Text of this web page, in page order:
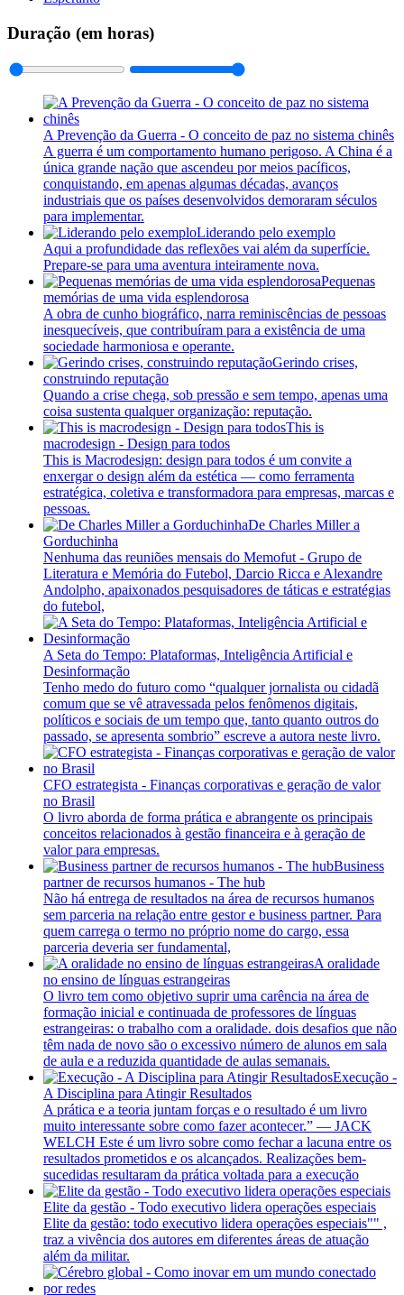
Duração (em horas)
A Prevenção da Guerra - O conceito de paz no sistema chinês
A guerra é um comportamento humano perigoso. A China é a
única grande nação que ascendeu por meios pacíficos,
conquistando, em apenas algumas décadas, avanços
industriais que os países desenvolvidos demoraram séculos
para implementar.
Liderando pelo exemplo
Aqui a profundidade das reflexões vai além da superfície.
Prepare-se para uma aventura inteiramente nova.
Pequenas
memórias de uma vida esplendorosa
A obra de cunho biográfico, narra reminiscências de pessoas
inesquecíveis, que contribuíram para a existência de uma
sociedade harmoniosa e operante.
Gerindo crises,
construindo reputação
Quando a crise chega, sob pressão e sem tempo, apenas uma
coisa sustenta qualquer organização: reputação.
This is
macrodesign - Design para todos
This is Macrodesign: design para todos é um convite a
enxergar o design além da estética — como ferramenta
estratégica, coletiva e transformadora para empresas, marcas e
pessoas.
De Charles Miller a
Gorduchinha
Nenhuma das reuniões mensais do Memofut - Grupo de
Literatura e Memória do Futebol, Darcio Ricca e Alexandre
Andolpho, apaixonados pesquisadores de táticas e estratégias
do futebol,
A Seta do Tempo: Plataformas, Inteligência Artificial e
Desinformação
Tenho medo do futuro como “qualquer jornalista ou cidadã
comum que se vê atravessada pelos fenômenos digitais,
políticos e sociais de um tempo que, tanto quanto outros do
passado, se apresenta sombrio” escreve a autora neste livro.
CFO estrategista - Finanças corporativas e geração de valor
no Brasil
O livro aborda de forma prática e abrangente os principais
conceitos relacionados à gestão financeira e à geração de
valor para empresas.
Business
partner de recursos humanos - The hub
Não há entrega de resultados na área de recursos humanos
sem parceria na relação entre gestor e business partner. Para
quem carrega o termo no próprio nome do cargo, essa
parceria deveria ser fundamental,
A oralidade
no ensino de línguas estrangeiras
O livro tem como objetivo suprir uma carência na área de
formação inicial e continuada de professores de línguas
estrangeiras: o trabalho com a oralidade. dois desafios que não
têm nada de novo são o excessivo número de alunos em sala
de aula e a reduzida quantidade de aulas semanais.
Execução -
A Disciplina para Atingir Resultados
A prática e a teoria juntam forças e o resultado é um livro
muito interessante sobre como fazer acontecer.” — JACK
WELCH Este é um livro sobre como fechar a lacuna entre os
resultados prometidos e os alcançados. Realizações bem-
sucedidas resultaram da prática voltada para a execução
Elite da gestão - Todo executivo lidera operações especiais
Elite da gestão: todo executivo lidera operações especiais"" ,
traz a vivência dos autores em diferentes áreas de atuação
além da militar.